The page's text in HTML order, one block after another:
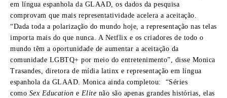
em língua espanhola da GLAAD, os dados da pesquisa
comprovam que mais representatividade acelera a aceitação.
“Dada toda a polarização do mundo hoje, a representação nas telas
importa mais do que nunca. A Netflix e os criadores de todo o
mundo têm a oportunidade de aumentar a aceitação da
comunidade LGBTQ+ por meio do entretenimento”, disse Monica
Trasandes, diretora de mídia latinx e representação em língua
espanhola da GLAAD. Monica ainda completou: “Séries
como Sex Education e Elite não são apenas grandes histórias, elas